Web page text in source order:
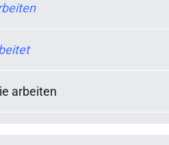
arbeiten